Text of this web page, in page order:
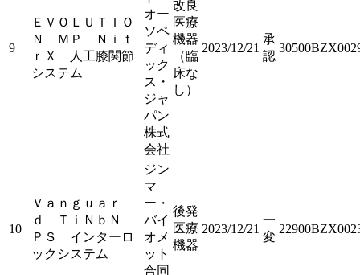
9
ＥＶＯＬＵＴＩＯ
Ｎ ＭＰ Ｎｉｔ
ｒＸ 人工膝関節
システム
オー
ソペ
ディ
ック
ス・
ジャ
パン
株式
会社
改良
医療
機器
（臨
床な
し）
2023/12/21
承
認
10
Ｖａｎｇｕａｒ
ｄ ＴｉＮｂＮ
ＰＳ インターロ
ックシステム
ジン
マ
ー・
バイ
オメ
ット
合同
後発
医療
機器
2023/12/21
一
変